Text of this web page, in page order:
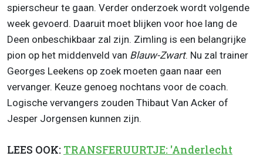
spierscheur te gaan. Verder onderzoek wordt volgende
week gevoerd. Daaruit moet blijken voor hoe lang de
Deen onbeschikbaar zal zijn. Zimling is een belangrijke
pion op het middenveld van Blauw-Zwart. Nu zal trainer
Georges Leekens op zoek moeten gaan naar een
vervanger. Keuze genoeg nochtans voor de coach.
Logische vervangers zouden Thibaut Van Acker of
Jesper Jorgensen kunnen zijn.
LEES OOK: TRANSFERUURTJE: 'Anderlecht